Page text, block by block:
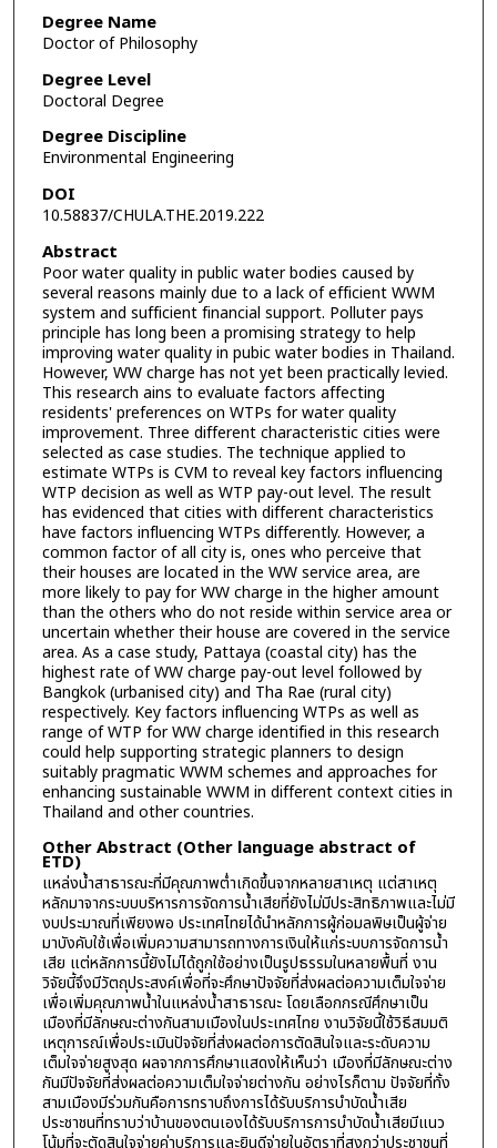
Degree Name
Doctor of Philosophy
Degree Level
Doctoral Degree
Degree Discipline
Environmental Engineering
DOI
10.58837/CHULA.THE.2019.222
Abstract
Poor water quality in public water bodies caused by
several reasons mainly due to a lack of efficient WWM
system and sufficient financial support. Polluter pays
principle has long been a promising strategy to help
improving water quality in pubic water bodies in Thailand.
However, WW charge has not yet been practically levied.
This research ains to evaluate factors affecting
residents' preferences on WTPs for water quality
improvement. Three different characteristic cities were
selected as case studies. The technique applied to
estimate WTPs is CVM to reveal key factors influencing
WTP decision as well as WTP pay-out level. The result
has evidenced that cities with different characteristics
have factors influencing WTPs differently. However, a
common factor of all city is, ones who perceive that
their houses are located in the WW service area, are
more likely to pay for WW charge in the higher amount
than the others who do not reside within service area or
uncertain whether their house are covered in the service
area. As a case study, Pattaya (coastal city) has the
highest rate of WW charge pay-out level followed by
Bangkok (urbanised city) and Tha Rae (rural city)
respectively. Key factors influencing WTPs as well as
range of WTP for WW charge identified in this research
could help supporting strategic planners to design
suitably pragmatic WWM schemes and approaches for
enhancing sustainable WWM in different context cities in
Thailand and other countries.
Other Abstract (Other language abstract of
ETD)
แหล่งน้ำสาธารณะที่มีคุณภาพต่ำเกิดขึ้นจากหลายสาเหตุ แต่สาเหตุ
หลักมาจากระบบบริหารการจัดการน้ำเสียที่ยังไม่มีประสิทธิภาพและไม่มี
งบประมาณที่เพียงพอ ประเทศไทยได้นำหลักการผู้ก่อมลพิษเป็นผู้จ่าย
มาบังคับใช้เพื่อเพิ่มความสามารถทางการเงินให้แก่ระบบการจัดการน้ำ
เสีย แต่หลักการนี้ยังไม่ได้ถูกใช้อย่างเป็นรูปธรรมในหลายพื้นที่ งาน
วิจัยนี้จึงมีวัตถุประสงค์เพื่อที่จะศึกษาปัจจัยที่ส่งผลต่อความเต็มใจจ่าย
เพื่อเพิ่มคุณภาพน้ำในแหล่งน้ำสาธารณะ โดยเลือกกรณีศึกษาเป็น
เมืองที่มีลักษณะต่างกันสามเมืองในประเทศไทย งานวิจัยนี้ใช้วิธีสมมติ
เหตุการณ์เพื่อประเมินปัจจัยที่ส่งผลต่อการตัดสินใจและระดับความ
เต็มใจจ่ายสูงสุด ผลจากการศึกษาแสดงให้เห็นว่า เมืองที่มีลักษณะต่าง
กันมีปัจจัยที่ส่งผลต่อความเต็มใจจ่ายต่างกัน อย่างไรก็ตาม ปัจจัยที่ทั้ง
สามเมืองมีร่วมกันคือการทราบถึงการได้รับบริการบำบัดน้ำเสีย
ประชาชนที่ทราบว่าบ้านของตนเองได้รับบริการการบำบัดน้ำเสียมีแนว
โน้มที่จะตัดสินใจจ่ายค่าบริการและยินดีจ่ายในอัตราที่สูงกว่าประชาชนที่